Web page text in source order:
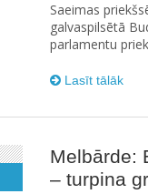
Saeimas
galvaspilsētā
parlamentu
Lasīt tālāk
Melbārde:
– turpina